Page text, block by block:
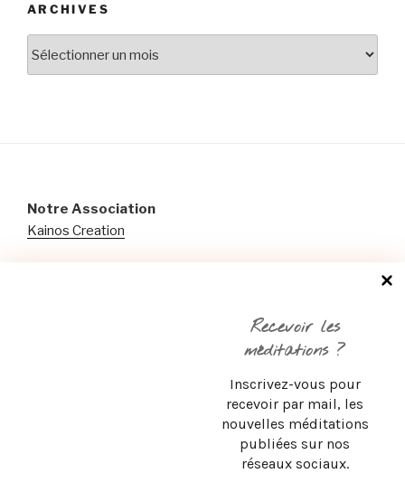
Recevoir les
méditations ?
Inscrivez-vous pour
recevoir par mail, les
nouvelles méditations
publiées sur nos
réseaux sociaux.
ARCHIVES
Notre Association
Kainos Creation
ABONNEZ-VOUS À NOTRE NEWSLETTER